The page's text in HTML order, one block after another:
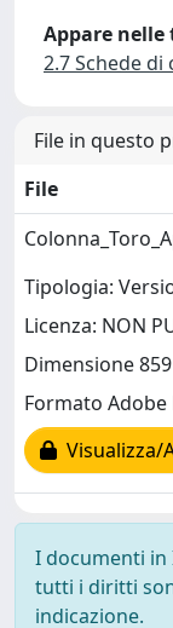
Appare nelle
2.7 Schede di
File in questo
File
Tipologia:
Licenza: NON
Dimensione
Formato Adobe
Visualizza/
I documenti in
tutti i diritti
indicazione.